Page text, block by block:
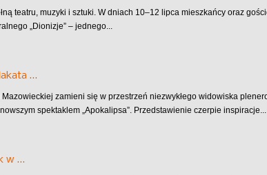
teatru, muzyki i sztuki. W dniach 10–12 lipca mieszkańcy oraz
„Dionizje” – jednego...
…
zamieni się w przestrzeń niezwykłego widowiska
spektaklem „Apokalipsa”. Przedstawienie czerpie inspiracje...
w …